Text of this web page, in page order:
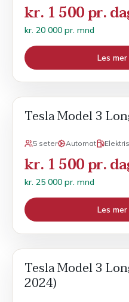
kr. 1 500 pr.
kr. 20 000 pr. mnd
Les
Tesla Model 3
5 seter Automat
kr. 1 500 pr.
kr. 25 000 pr. mnd
Les
Tesla Model 3
2024)